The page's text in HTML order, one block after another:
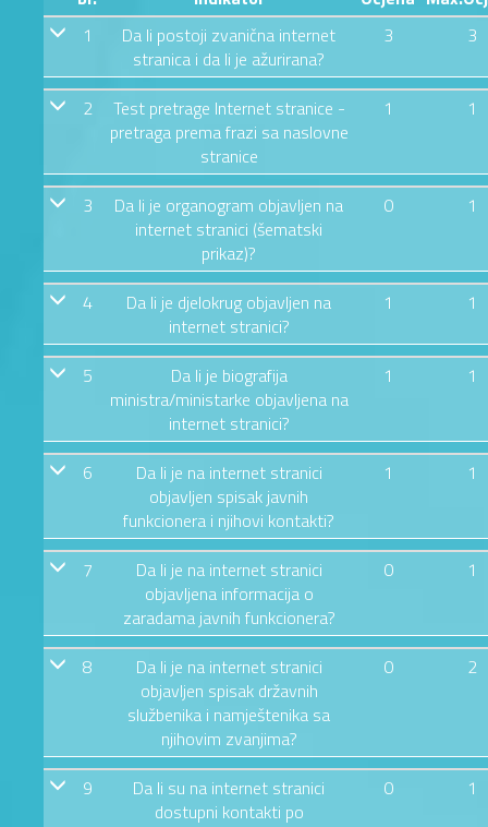
1
Da li postoji zvanična internet
stranica i da li je ažurirana?
3 3
2
Test pretrage Internet stranice -
pretraga prema frazi sa naslovne
stranice
1 1
3
Da li je organogram objavljen na
internet stranici (šematski
prikaz)?
0 1
4
Da li je djelokrug objavljen na
internet stranici?
1 1
5
Da li je biografija
ministra/ministarke objavljena na
internet stranici?
1 1
6
Da li je na internet stranici
objavljen spisak javnih
funkcionera i njihovi kontakti?
1 1
7
Da li je na internet stranici
objavljena informacija o
zaradama javnih funkcionera?
0 1
8
Da li je na internet stranici
objavljen spisak državnih
službenika i namještenika sa
njihovim zvanjima?
0 2
9
Da li su na internet stranici
dostupni kontakti po
0 1